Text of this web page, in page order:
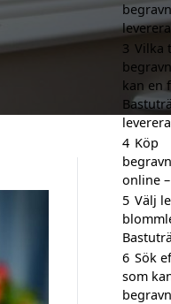
3 Vilka
kan en
4 Köp
online
5 Välj
6 Sök
som